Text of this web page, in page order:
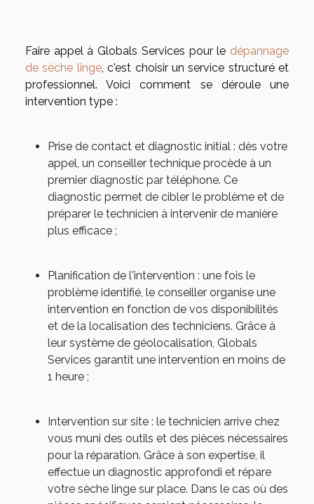
Faire appel à Globals Services pour le dépannage
de sèche linge, c'est choisir un service structuré et
professionnel. Voici comment se déroule une
intervention type :
Prise de contact et diagnostic initial : dès votre
appel, un conseiller technique procède à un
premier diagnostic par téléphone. Ce
diagnostic permet de cibler le problème et de
préparer le technicien à intervenir de manière
plus efficace ;
Planification de l'intervention : une fois le
problème identifié, le conseiller organise une
intervention en fonction de vos disponibilités
et de la localisation des techniciens. Grâce à
leur système de géolocalisation, Globals
Services garantit une intervention en moins de
1 heure ;
Intervention sur site : le technicien arrive chez
vous muni des outils et des pièces nécessaires
pour la réparation. Grâce à son expertise, il
effectue un diagnostic approfondi et répare
votre sèche linge sur place. Dans le cas où des